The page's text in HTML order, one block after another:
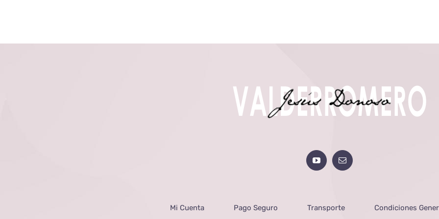
Mi Cuenta Pago Seguro Transporte Condiciones